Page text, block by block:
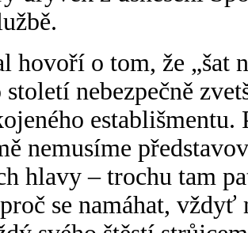
hovoří o tom, že „šat
století nebezpečně
nemusíme
hlavy – trochu tam
se namáhat,